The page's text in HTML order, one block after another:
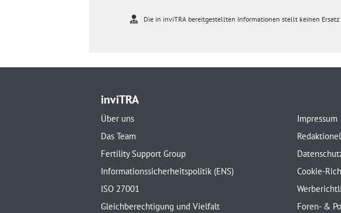
Die in inviTRA bereitgestellten Informationen stellt keinen Ersatz
inviTRA
Über uns
Das Team
Fertility Support Group
Informationssicherheitspolitik (ENS)
ISO 27001
Gleichberechtigung und Vielfalt
Impressum
Cookie-
Foren- &